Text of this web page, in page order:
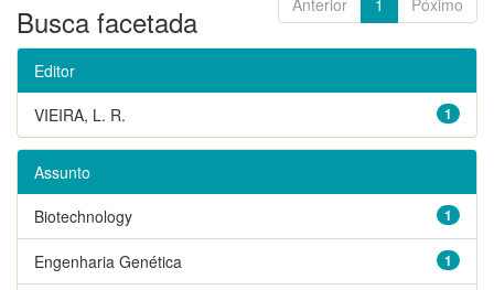
Busca facetada
Editor
1
VIEIRA, L. R.
Assunto
1
Biotechnology
1
Engenharia Genética